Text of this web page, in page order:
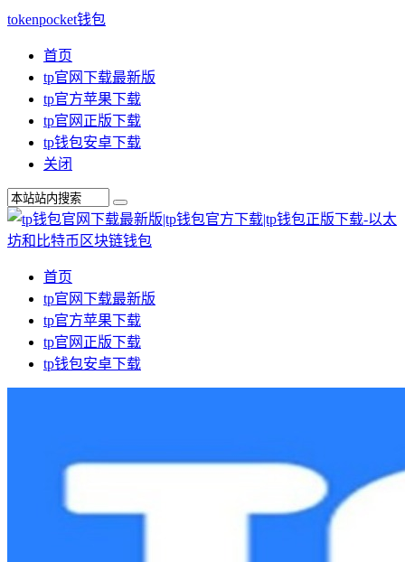
tokenpocket钱包
首页
tp官网下载最新版
tp官方苹果下载
tp官网正版下载
tp钱包安卓下载
关闭
首页
tp官网下载最新版
tp官方苹果下载
tp官网正版下载
tp钱包安卓下载